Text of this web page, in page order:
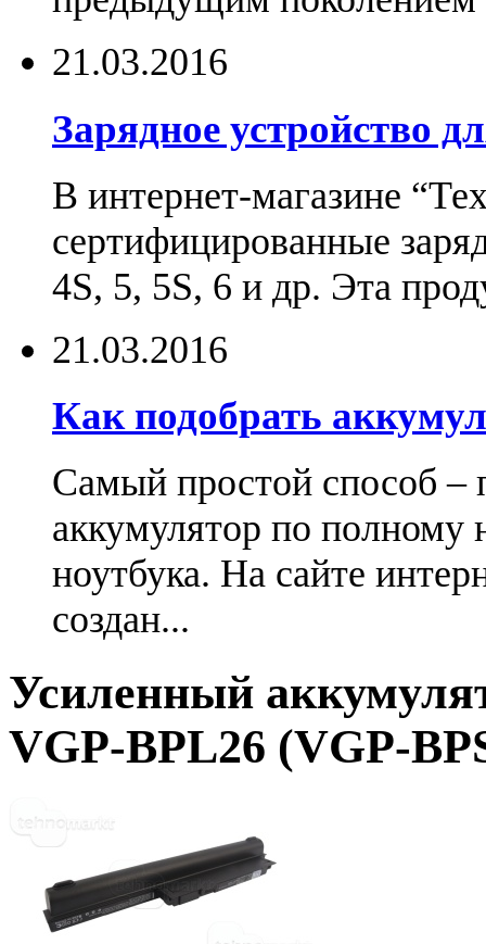
21.03.2016
Зарядное устройство
В интернет-магазине
сертифицированные
4S, 5, 5S, 6 и др. Эта
21.03.2016
Как подобрать
Самый простой способ –
аккумулятор по
ноутбука. На сайте
создан...
Усиленный
VGP-BPL26 (VGP-